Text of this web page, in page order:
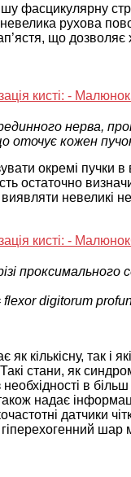
фасцикулярну
рухова
що
нерва,
оточує кожен
окремі пучки
остаточно
невеликі
проксимального
digitorum
кількісну, так і
стани, як
в
надає
датчики
шар